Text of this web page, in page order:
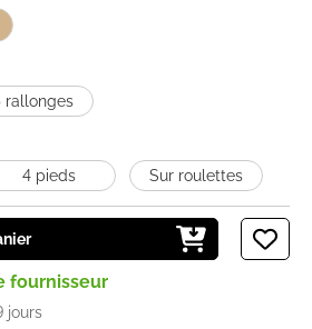
rallonges
4 pieds Sur roulettes
fournisseur
jours